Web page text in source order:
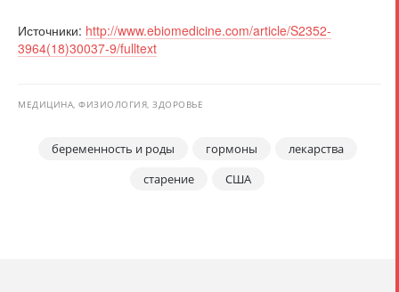
Источники: http://www.ebiomedicine.com/article/S2352-
3964(18)30037-9/fulltext
МЕДИЦИНА, ФИЗИОЛОГИЯ, ЗДОРОВЬЕ
беременность и роды гормоны
лекарства
старение
США